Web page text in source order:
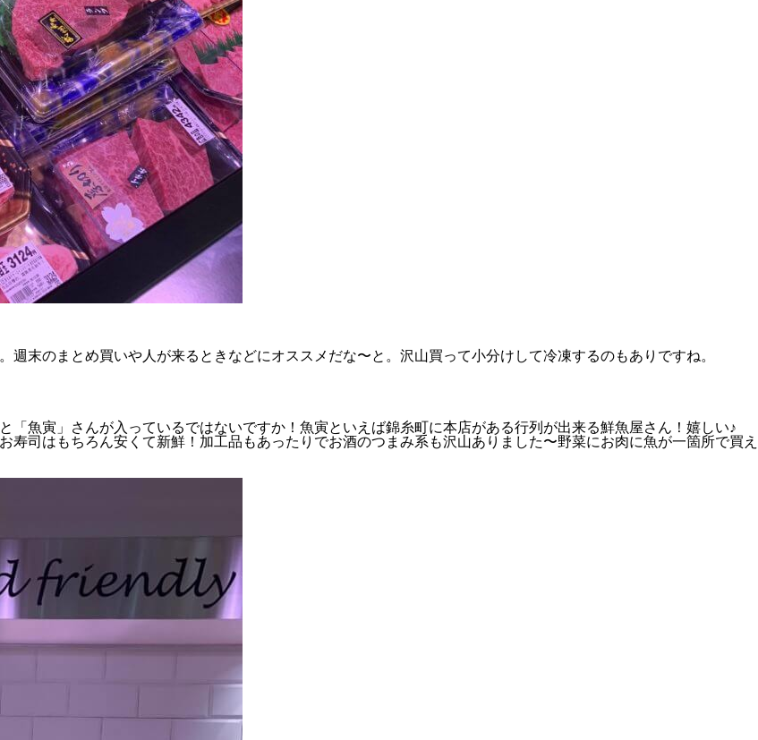
末のまとめ買いや人が来るときなどにオススメだな〜と。沢山買って小分けして冷凍するのもありですね。
魚寅」さんが入っているではないですか！魚寅といえば錦糸町に本店がある行列が出来る鮮魚屋さん！嬉しい♪
司はもちろん安くて新鮮！加工品もあったりでお酒のつまみ系も沢山ありました〜野菜にお肉に魚が一箇所で買え